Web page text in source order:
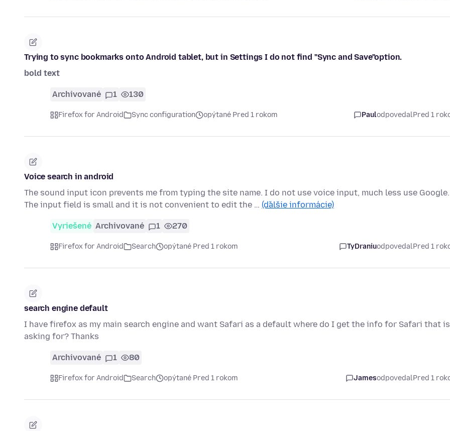
Trying to sync bookmarks onto Android tablet, but in Settings I do not find "Sync and Save"option.
bold text
Archivované 1 130
Firefox for Android Sync configuration opýtané Pred 1 rokom PaulodpovedalPred 1
Voice search in android
The sound input icon prevents me from typing the site name. I do not use voice input, much less use Google.
The input field is small and it is not convenient to edit the … (ďalšie informácie)
Vyriešené Archivované 1 270
Firefox for Android Search opýtané Pred 1 rokom TyDraniuodpovedalPred 1
search engine default
I have firefox as my main search engine and want Safari as a default where do I get the info for Safari that is
asking for? Thanks
Archivované 1 80
Firefox for Android Search opýtané Pred 1 rokom JamesodpovedalPred 1